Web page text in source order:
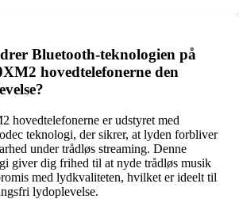
Bluetooth-teknologien på
hovedtelefonerne den
hovedtelefonerne er udstyret med
teknologi, der sikrer, at lyden forbliver
under trådløs streaming. Denne
giver dig frihed til at nyde trådløs musik
med lydkvaliteten, hvilket er ideelt til
lydoplevelse.